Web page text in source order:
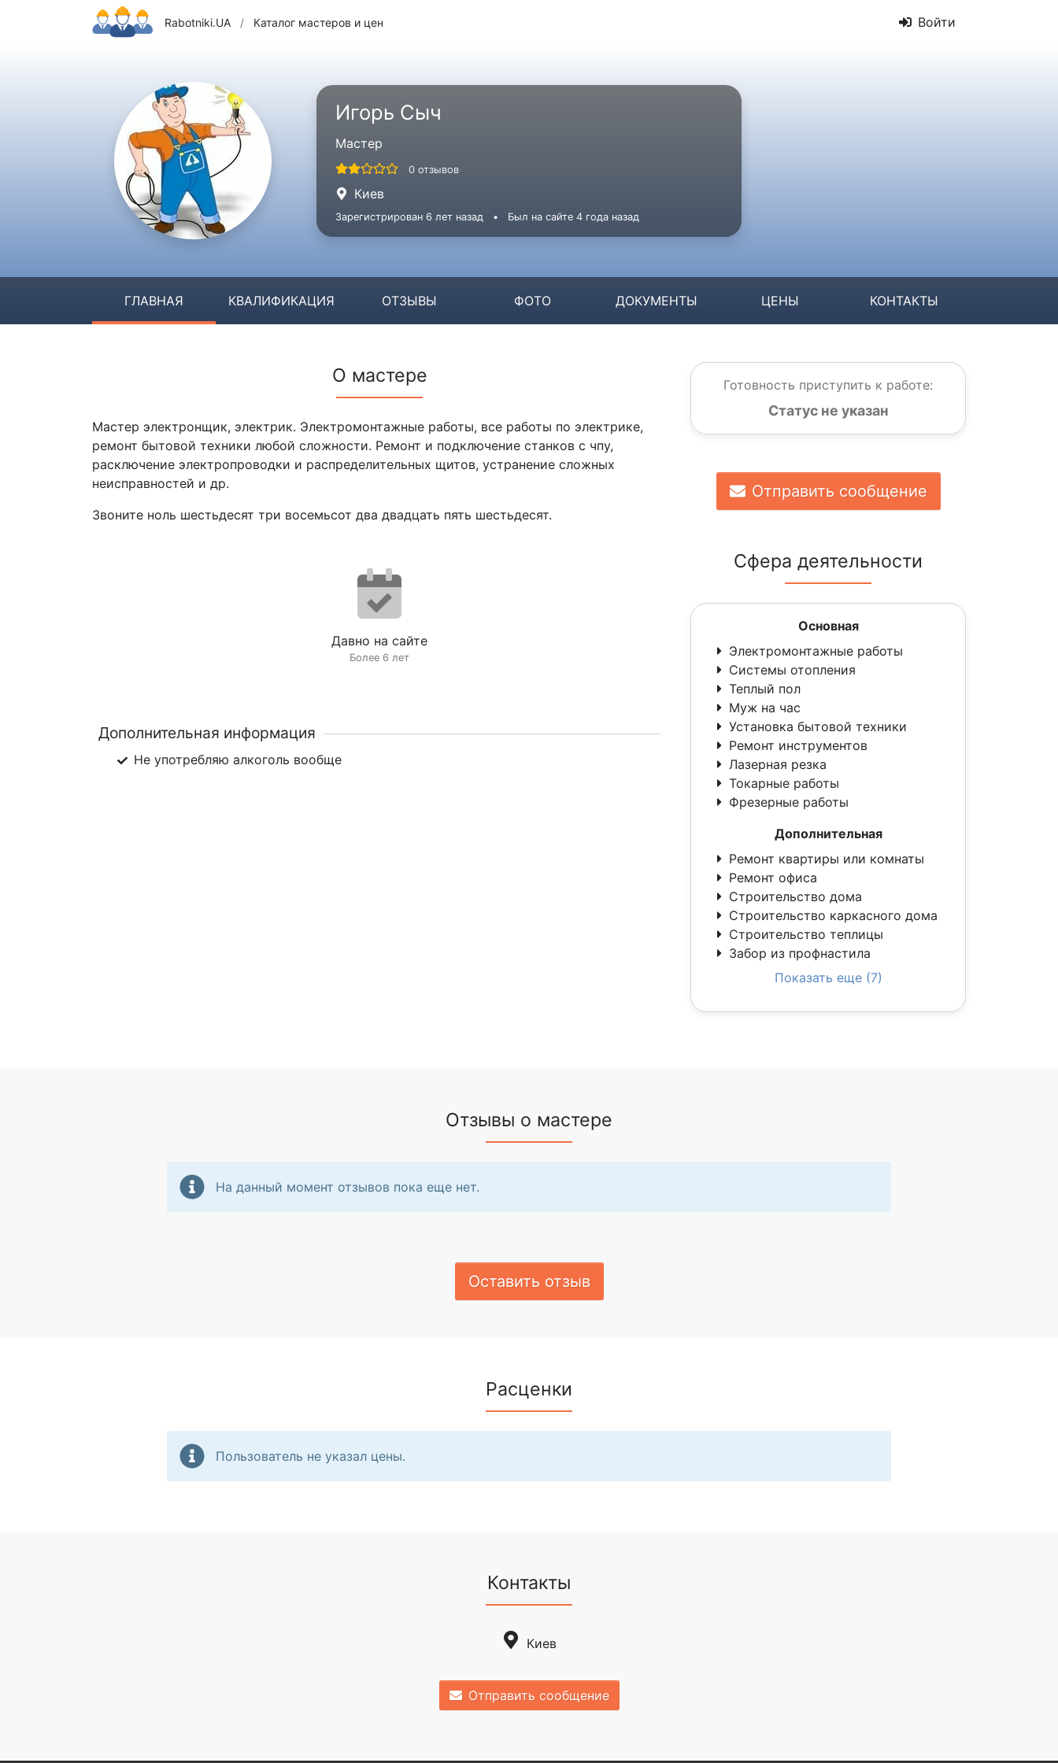
Rabotniki.UA / Каталог мастеров и цен Войти
Игорь Сыч
Мастер
0 отзывов
Киев
Зарегистрирован 6 лет назад • Был на сайте 4 года назад
ГЛАВНАЯ КВАЛИФИКАЦИЯ ОТЗЫВЫ ФОТО ДОКУМЕНТЫ ЦЕНЫ КОНТАКТЫ
О мастере
Мастер электронщик, электрик. Электромонтажные работы, все работы по электрике,
ремонт бытовой техники любой сложности. Ремонт и подключение станков с чпу,
расключение электропроводки и распределительных щитов, устранение сложных
неисправностей и др.
Звоните ноль шестьдесят три восемьсот два двадцать пять шестьдесят.
Давно на сайте
Более 6 лет
Дополнительная информация
Не употребляю алкоголь вообще
Готовность приступить к работе:
Статус не указан
Отправить сообщение
Сфера деятельности
Основная
Электромонтажные работы
Системы отопления
Теплый пол
Муж на час
Установка бытовой техники
Ремонт инструментов
Лазерная резка
Токарные работы
Фрезерные работы
Дополнительная
Ремонт квартиры или комнаты
Ремонт офиса
Строительство дома
Строительство каркасного дома
Строительство теплицы
Забор из профнастила
Показать еще (7)
Отзывы о мастере
На данный момент отзывов пока еще нет.
Оставить отзыв
Расценки
Пользователь не указал цены.
Контакты
Киев
Отправить сообщение